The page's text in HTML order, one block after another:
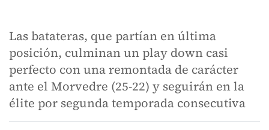
Las batateras, que partían en última
posición, culminan un play down casi
perfecto con una remontada de carácter
ante el Morvedre (25-22) y seguirán en la
élite por segunda temporada consecutiva